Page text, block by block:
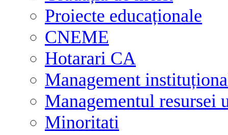
Proiecte educaționale
CNEME
Hotarari CA
Management
Managementul resursei
Minoritati